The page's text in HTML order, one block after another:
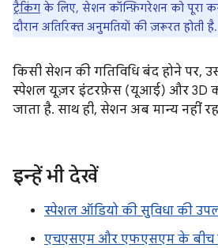
ट्रैकिंग के लिए, सेशन कॉन्फ़िगरेशन को पूरा
दौरान अतिरिक्त अनुमतियों की ज़रूरत होती है.
किसी सेशन की गतिविधि बंद होने पर,
स्पेशल यूज़र इंटरफ़ेस (यूआई) और 3D
जाता है. साथ ही, सेशन अब मान्य नहीं
इन्हें भी देखें
स्पेशल ऑडियो की सुविधा की
एचएसएम और एफएसएम के बीच